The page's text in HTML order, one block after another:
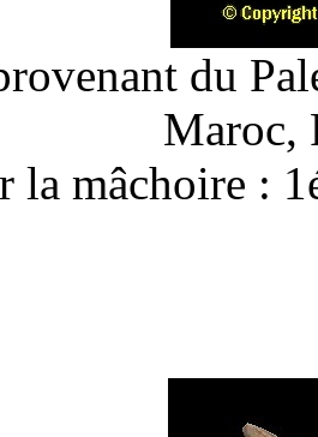
du
Maroc,
la mâchoire :